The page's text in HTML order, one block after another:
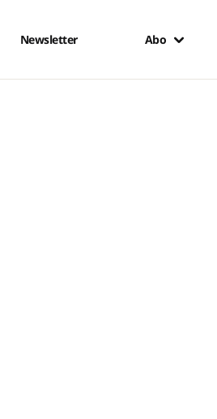
Newsletter Abo